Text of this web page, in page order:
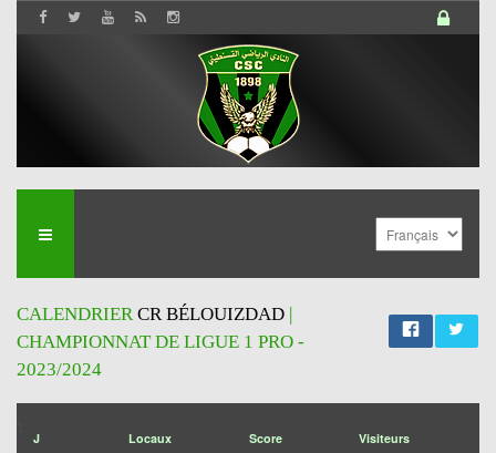
CALENDRIERCR BÉLOUIZDAD |
CHAMPIONNAT DE LIGUE 1 PRO -
2023/2024
J Locaux Score Visiteurs